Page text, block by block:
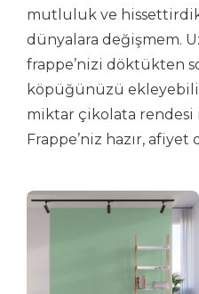
mutluluk ve
dünyalara değişmem.
frappe’nizi döktükten
köpüğünüzü
miktar çikolata rendesi
Frappe’niz hazır, afiyet